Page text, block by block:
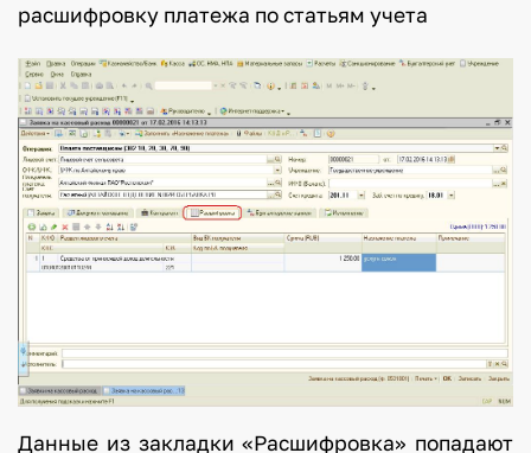
расшифровку платежа по статьям учета
Данные из закладки «Расшифровка» попадают